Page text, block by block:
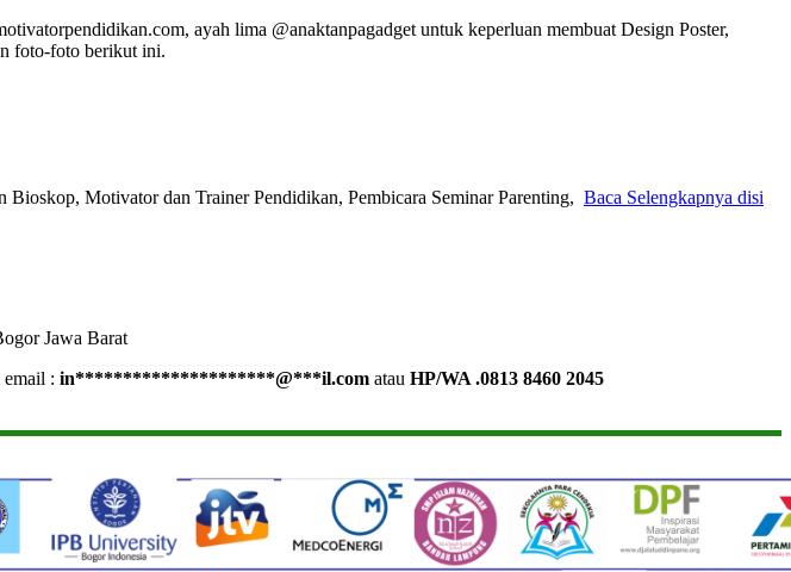
ayah lima @anaktanpagadget untuk keperluan membuat Design Poster,
foto-foto berikut ini.
Motivator dan Trainer Pendidikan, Pembicara Seminar Parenting, Baca Selengkapnya disi
Jawa Barat
: in*********************@***il.com atau HP/WA .0813 8460 2045